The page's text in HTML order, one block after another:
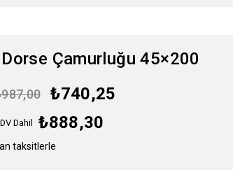
Çamurluğu 45×200
₺740,25
Dahil ₺888,30
taksitlerle